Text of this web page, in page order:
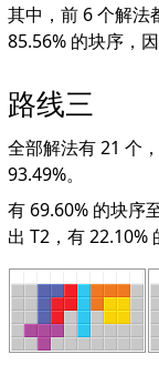
其中，前 6 个解法
85.56% 的块序，
路线三
全部解法有 21 个
93.49%。
有 69.60% 的块序
出 T2，有 22.10%